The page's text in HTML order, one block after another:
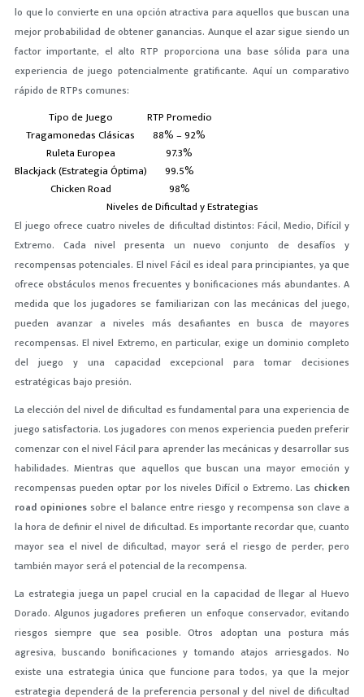
lo que lo convierte en una opción atractiva para aquellos que buscan una
mejor probabilidad de obtener ganancias. Aunque el azar sigue siendo un
factor importante, el alto RTP proporciona una base sólida para una
experiencia de juego potencialmente gratificante. Aquí un comparativo
rápido de RTPs comunes:
Tipo de Juego
RTP Promedio
Tragamonedas Clásicas
88% – 92%
Ruleta Europea
97.3%
Blackjack (Estrategia Óptima)
99.5%
Chicken Road
98%
Niveles de Dificultad y Estrategias
El juego ofrece cuatro niveles de dificultad distintos: Fácil, Medio, Difícil y
Extremo. Cada nivel presenta un nuevo conjunto de desafíos y
recompensas potenciales. El nivel Fácil es ideal para principiantes, ya que
ofrece obstáculos menos frecuentes y bonificaciones más abundantes. A
medida que los jugadores se familiarizan con las mecánicas del juego,
pueden avanzar a niveles más desafiantes en busca de mayores
recompensas. El nivel Extremo, en particular, exige un dominio completo
del juego y una capacidad excepcional para tomar decisiones
estratégicas bajo presión.
La elección del nivel de dificultad es fundamental para una experiencia de
juego satisfactoria. Los jugadores con menos experiencia pueden preferir
comenzar con el nivel Fácil para aprender las mecánicas y desarrollar sus
habilidades. Mientras que aquellos que buscan una mayor emoción y
recompensas pueden optar por los niveles Difícil o Extremo. Las chicken
road opinionessobre el balance entre riesgo y recompensa son clave a
la hora de definir el nivel de dificultad. Es importante recordar que, cuanto
mayor sea el nivel de dificultad, mayor será el riesgo de perder, pero
también mayor será el potencial de la recompensa.
La estrategia juega un papel crucial en la capacidad de llegar al Huevo
Dorado. Algunos jugadores prefieren un enfoque conservador, evitando
riesgos siempre que sea posible. Otros adoptan una postura más
agresiva, buscando bonificaciones y tomando atajos arriesgados. No
existe una estrategia única que funcione para todos, ya que la mejor
estrategia dependerá de la preferencia personal y del nivel de dificultad